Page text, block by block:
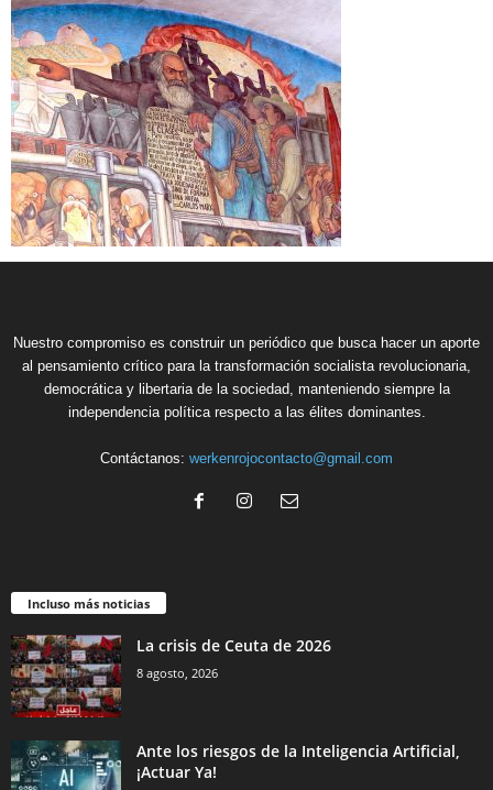
Nuestro compromiso es construir un periódico que busca hacer un aporte
al pensamiento crítico para la transformación socialista revolucionaria,
democrática y libertaria de la sociedad, manteniendo siempre la
independencia política respecto a las élites dominantes.
Contáctanos: werkenrojocontacto@gmail.com
Incluso más noticias
La crisis de Ceuta de 2026
8 agosto, 2026
Ante los riesgos de la Inteligencia Artificial,
¡Actuar Ya!